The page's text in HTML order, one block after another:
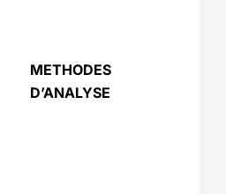
METHODES
D’ANALYSE